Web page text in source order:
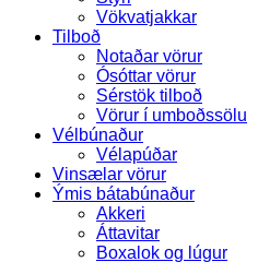
Vökvatjakkar
Tilboð
Notaðar vörur
Ósóttar vörur
Sérstök tilboð
Vörur í umboðssölu
Vélbúnaður
Vélapúðar
Vinsælar vörur
Ýmis bátabúnaður
Akkeri
Áttavitar
Boxalok og lúgur